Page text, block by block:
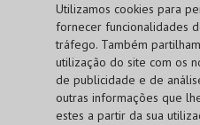
Utilizamos cookies para
fornecer funcionalidades
tráfego. Também
utilização do site com os
de publicidade e de
outras informações que
estes a partir da sua